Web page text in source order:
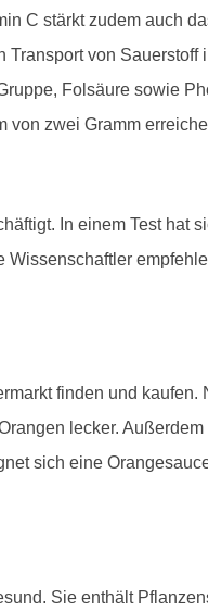
C stärkt zudem auch
von Sauerstoff
Folsäure sowie
von zwei Gramm
In einem Test hat
finden und kaufen.
lecker.
sich eine
Sie enthält